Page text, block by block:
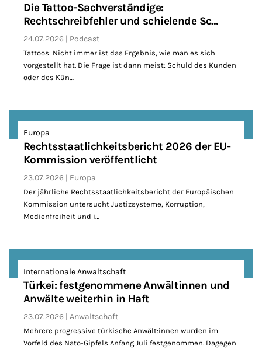
Die Tattoo-Sachverständige:
Rechtschreibfehler und schielende Sc…
24.07.2026 Podcast
Tattoos: Nicht immer ist das Ergebnis, wie man es sich
vorgestellt hat. Die Frage ist dann meist: Schuld des Kunden
oder des Kün…
Europa
Rechtsstaatlichkeitsbericht 2026 der EU-
Kommission veröffentlicht
23.07.2026 Europa
Der jährliche Rechtsstaatlichkeitsbericht der Europäischen
Kommission untersucht Justizsysteme, Korruption,
Medienfreiheit und i…
Internationale Anwaltschaft
Türkei: festgenommene Anwältinnen und
Anwälte weiterhin in Haft
23.07.2026 Anwaltschaft
Mehrere progressive türkische Anwält:innen wurden im
Vorfeld des Nato-Gipfels Anfang Juli festgenommen. Dagegen